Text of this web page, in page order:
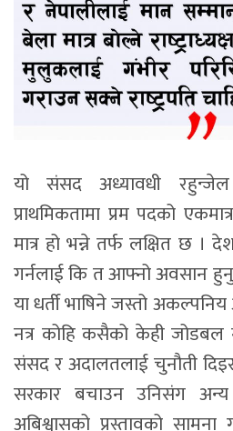
यो संसद अध्यावधी
प्राथमिकतामा प्रम पदको
मात्र हो भन्ने तर्फ लक्षित छ ।
गर्नलाई कि त आफ्नो अवसान
या धर्ती भाषिने जस्तो
नत्र कोहि कसैको केही
संसद र अदालतलाई चुनौती
सरकार बचाउन उनिसंग
अबिश्वासको प्रस्तावको